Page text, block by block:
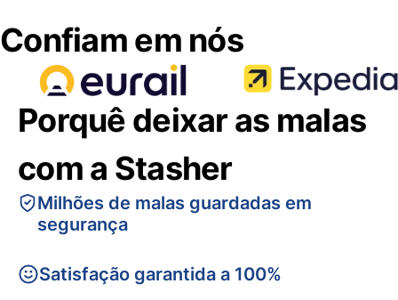
Confiam em nós
Porquê deixar as malas
com a Stasher
Milhões de malas guardadas em
segurança
Satisfação garantida a 100%